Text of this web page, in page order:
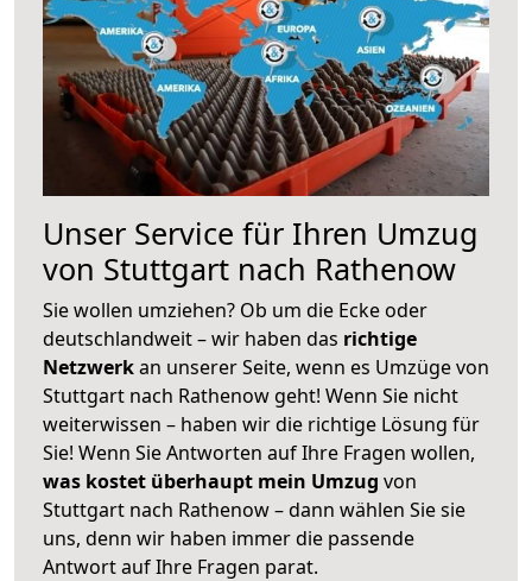
Unser Service für Ihren Umzug
von Stuttgart nach Rathenow
Sie wollen umziehen? Ob um die Ecke oder
deutschlandweit – wir haben das richtige
Netzwerkan unserer Seite, wenn es Umzüge von
Stuttgart nach Rathenow geht! Wenn Sie nicht
weiterwissen – haben wir die richtige Lösung für
Sie! Wenn Sie Antworten auf Ihre Fragen wollen,
was kostet überhaupt mein Umzug von
Stuttgart nach Rathenow – dann wählen Sie sie
uns, denn wir haben immer die passende
Antwort auf Ihre Fragen parat.